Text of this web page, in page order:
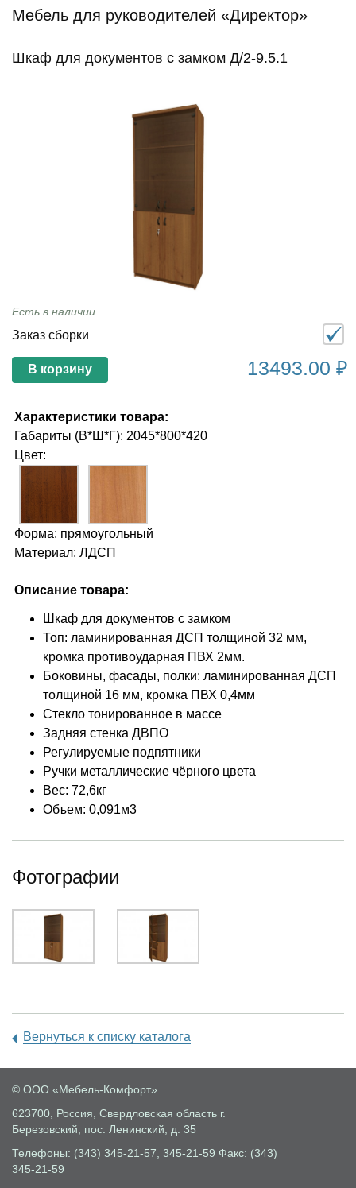
Мебель для руководителей «Директор»
Шкаф для документов с замком Д/2-9.5.1
Есть в наличии
Заказ сборки
13493.00 ₽
В корзину
Характеристики товара:
Габариты (В*Ш*Г): 2045*800*420
Цвет:
Форма: прямоугольный
Материал: ЛДСП
Описание товара:
Шкаф для документов с замком
Топ: ламинированная ДСП толщиной 32 мм,
кромка противоударная ПВХ 2мм.
Боковины, фасады, полки: ламинированная ДСП
толщиной 16 мм, кромка ПВХ 0,4мм
Стекло тонированное в массе
Задняя стенка ДВПО
Регулируемые подпятники
Ручки металлические чёрного цвета
Вес: 72,6кг
Объем: 0,091м3
Фотографии
Вернуться к списку каталога
© ООО «Мебель-Комфорт»
623700, Россия, Свердловская область г.
Березовский, пос. Ленинский, д. 35
Телефоны: (343) 345-21-57, 345-21-59 Факс: (343)
345-21-59